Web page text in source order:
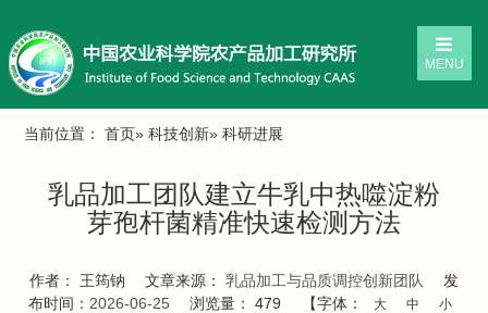
MENU
当前位置：首页»科技创新» 科研进展
乳品加工团队建立牛乳中热噬淀粉
芽孢杆菌精准快速检测方法
作者： 王筠钠 文章来源： 乳品加工与品质调控创新团队
发
布时间： 2026-06-25 浏览量： 479 【字体： 大 中 小